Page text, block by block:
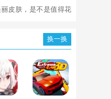
吗？
丽皮肤，是不是值得花
换一换